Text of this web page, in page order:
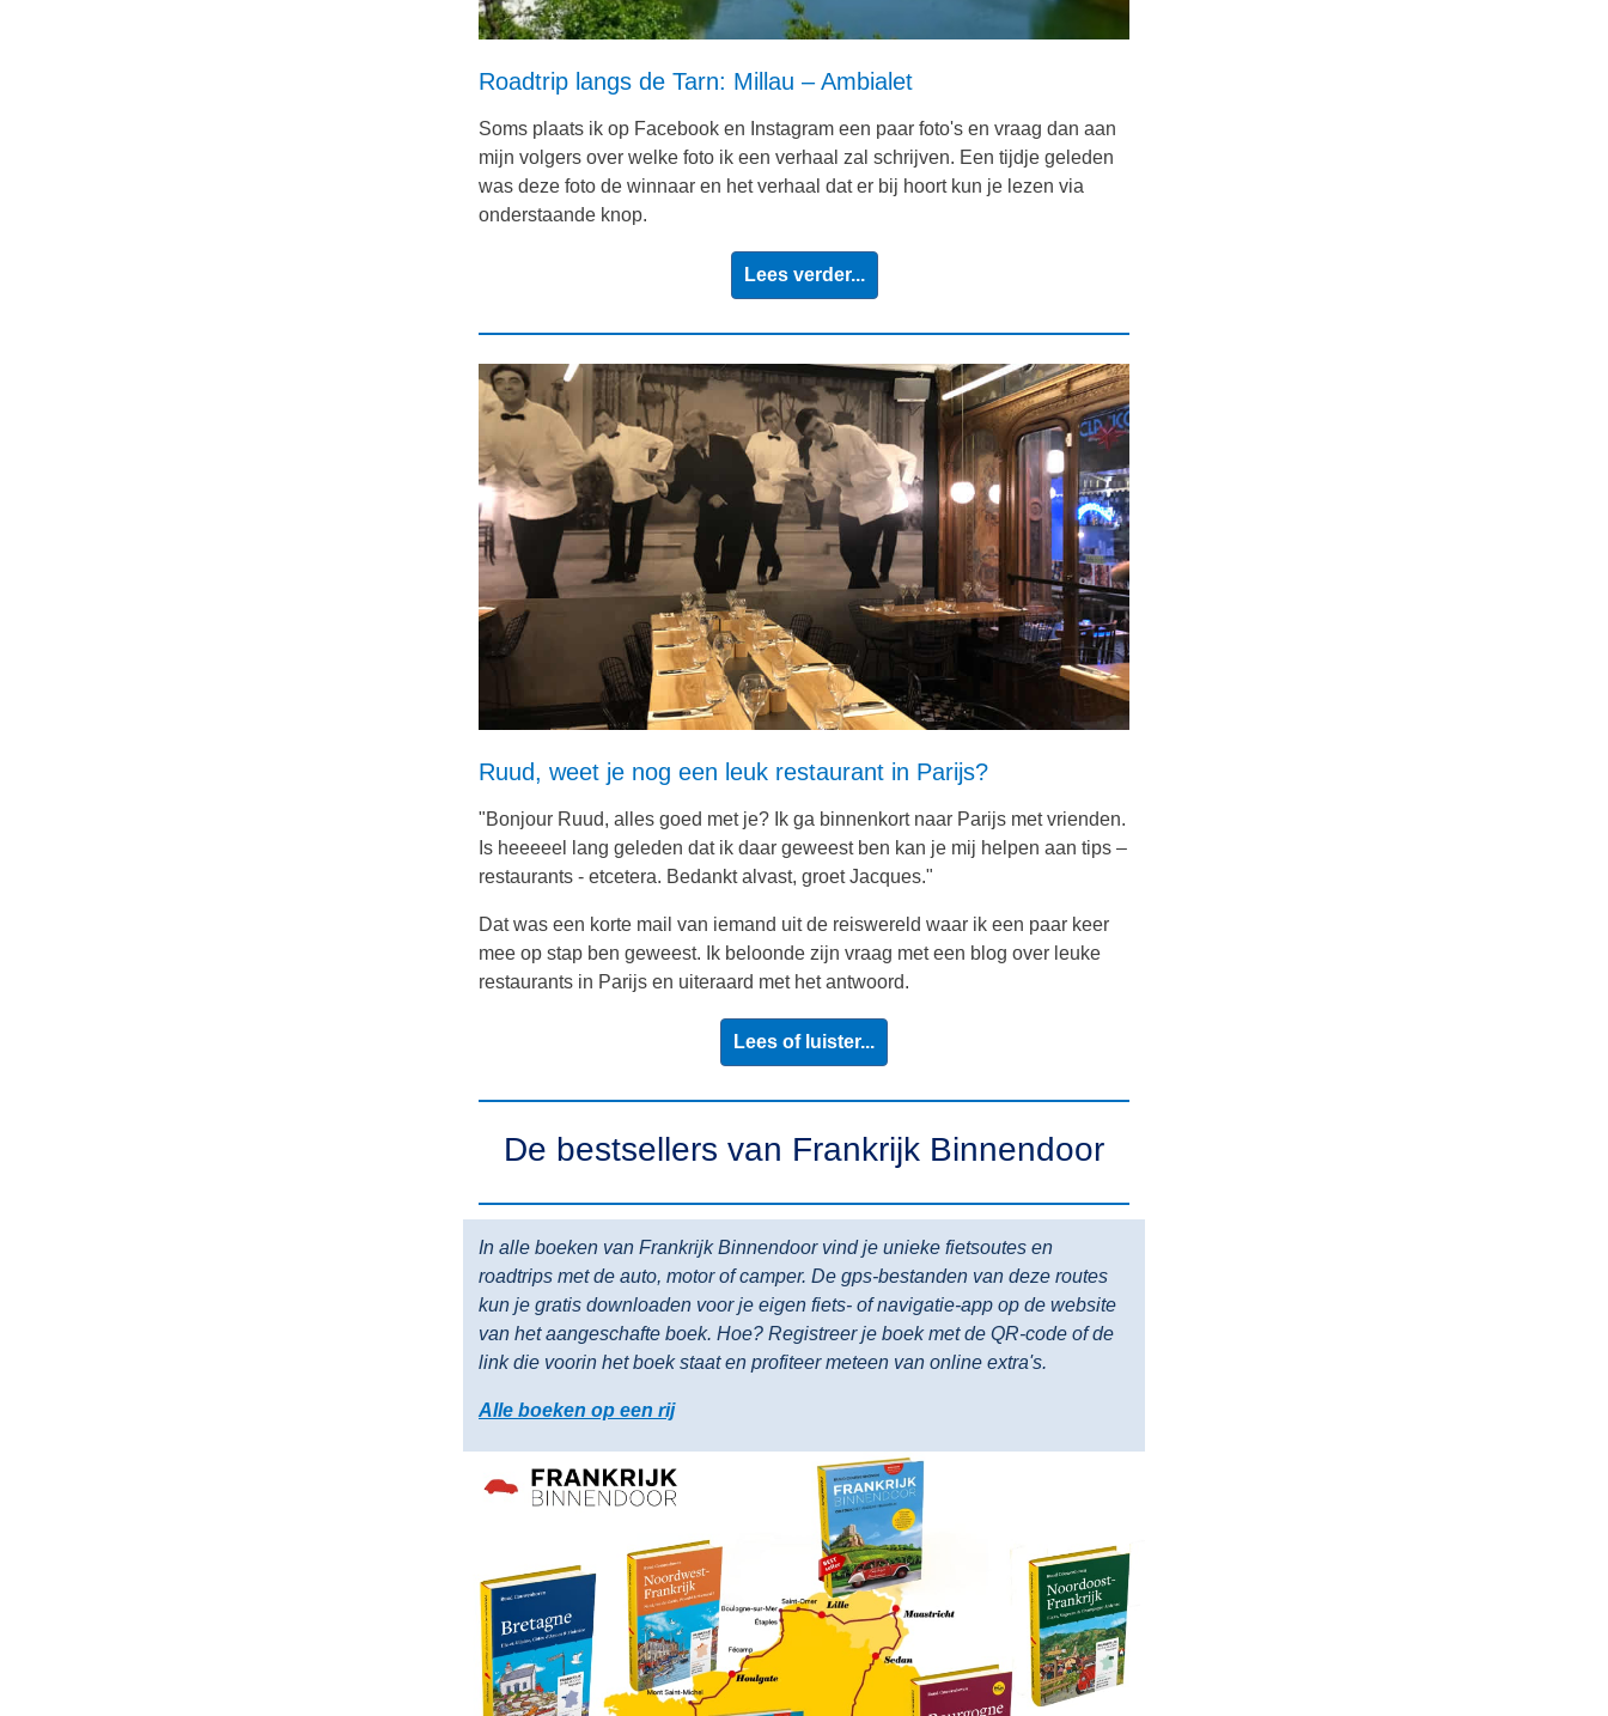
Roadtrip langs de Tarn: Millau – Ambialet
Soms plaats ik op Facebook en Instagram een paar foto's en vraag dan aan
mijn volgers over welke foto ik een verhaal zal schrijven. Een tijdje geleden
was deze foto de winnaar en het verhaal dat er bij hoort kun je lezen via
onderstaande knop.
Lees verder...
Ruud, weet je nog een leuk restaurant in Parijs?
"Bonjour Ruud, alles goed met je? Ik ga binnenkort naar Parijs met vrienden.
Is heeeeel lang geleden dat ik daar geweest ben kan je mij helpen aan tips –
restaurants - etcetera. Bedankt alvast, groet Jacques."
Dat was een korte mail van iemand uit de reiswereld waar ik een paar keer
mee op stap ben geweest. Ik beloonde zijn vraag met een blog over leuke
restaurants in Parijs en uiteraard met het antwoord.
Lees of luister...
De bestsellers van Frankrijk Binnendoor
In alle boeken van Frankrijk Binnendoor vind je unieke fietsoutes en
roadtrips met de auto, motor of camper. De gps-bestanden van deze routes
kun je gratis downloaden voor je eigen fiets- of navigatie-app op de website
van het aangeschafte boek. Hoe? Registreer je boek met de QR-code of de
link die voorin het boek staat en profiteer meteen van online extra's.
Alle boeken op een rij